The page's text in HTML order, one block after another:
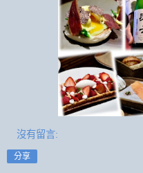
沒有留言:
分享